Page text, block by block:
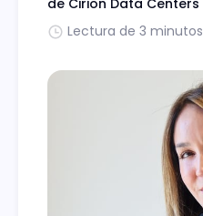
de Cirion Data Centers
Lectura de 3 minutos